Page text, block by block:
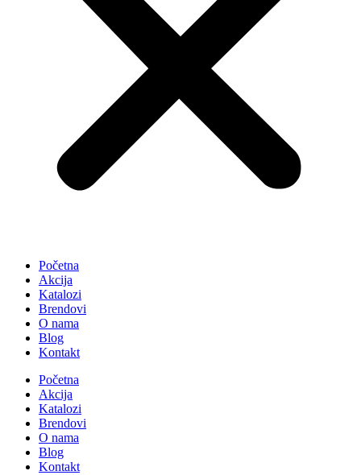
Početna
Akcija
Katalozi
Brendovi
O nama
Blog
Kontakt
Početna
Akcija
Katalozi
Brendovi
O nama
Blog
Kontakt